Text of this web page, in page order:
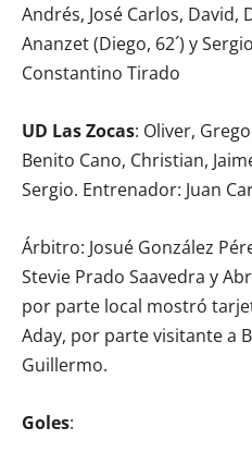
Andrés, José Carlos, David,
Ananzet (Diego, 62´) y
Constantino Tirado
UD Las Zocas: Oliver,
Benito Cano, Christian,
Sergio. Entrenador: Juan
Árbitro: Josué González
Stevie Prado Saavedra y
por parte local mostró
Aday, por parte visitante a
Guillermo.
Goles: